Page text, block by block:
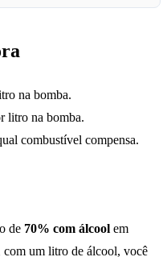
na bomba.
litro na bomba.
combustível compensa.
de 70% com álcool em
com um litro de álcool, você